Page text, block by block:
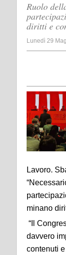
Ruolo
diritti e
Lunedì 29
Lavoro.
minano
“Il
davvero
contenuti